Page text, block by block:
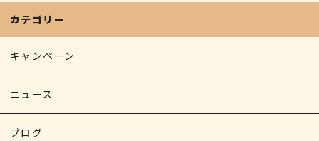
カテゴリー
キャンペーン
ニュース
ブログ